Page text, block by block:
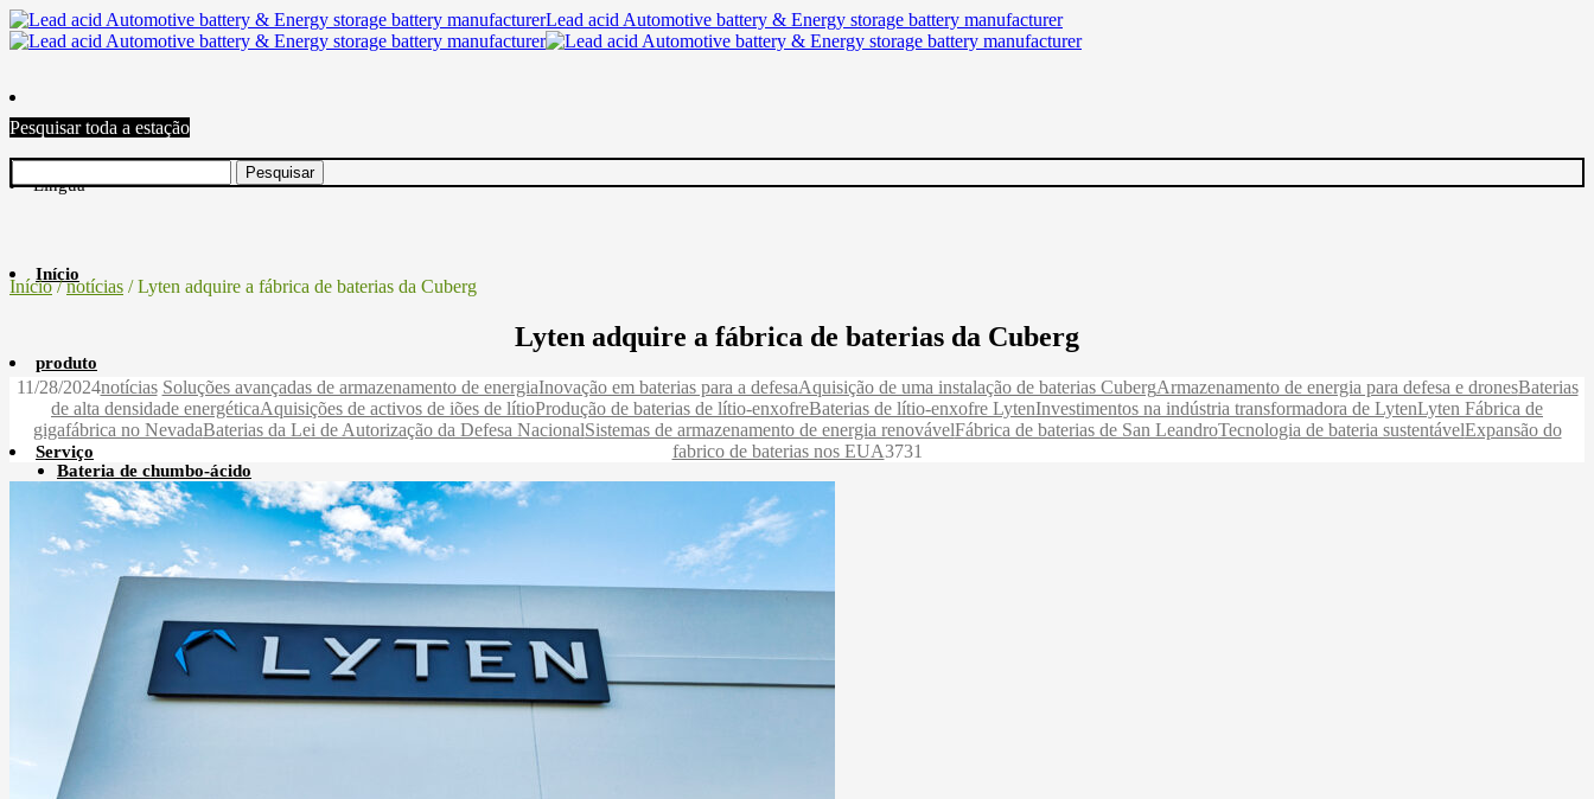
Lead acid Automotive battery & Energy storage battery manufacturer
Língua
Início
produto
Bateria de chumbo-ácido
Bateria de lítio
Serviço
Fábrica Show
Notícias da empresa
Contactar-nos
Pesquisar toda a estação
Início/notícias / Lyten adquire a fábrica de baterias da Cuberg
Lyten adquire a fábrica de baterias da Cuberg
11/28/2024notícias Soluções avançadas de armazenamento de energiaInovação em baterias para a defesaAquisição de uma instalação de baterias CubergArmazenamento de energia para defesa e dronesBaterias
de alta densidade energéticaAquisições de activos de iões de lítioProdução de baterias de lítio-enxofreBaterias de lítio-enxofre LytenInvestimentos na indústria transformadora de LytenLyten Fábrica de
gigafábrica no NevadaBaterias da Lei de Autorização da Defesa NacionalSistemas de armazenamento de energia renovávelFábrica de baterias de San LeandroTecnologia de bateria sustentávelExpansão do
fabrico de baterias nos EUA3731